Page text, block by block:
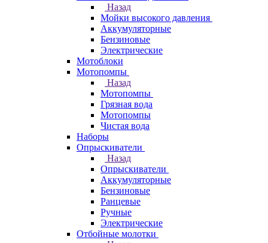
Назад
Мойки высокого давления
Аккумуляторные
Бензиновые
Электрические
Мотоблоки
Мотопомпы
Назад
Мотопомпы
Грязная вода
Мотопомпы
Чистая вода
Наборы
Опрыскиватели
Назад
Опрыскиватели
Аккумуляторные
Бензиновые
Ранцевые
Ручные
Электрические
Отбойные молотки